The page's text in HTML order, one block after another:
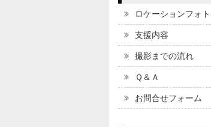
ロケーションフォト
支援内容
撮影までの流れ
Ｑ＆Ａ
お問合せフォーム